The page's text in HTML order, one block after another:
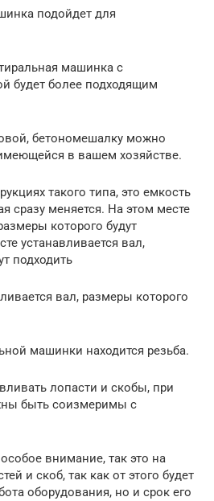
подойдет для
машинка с
будет более подходящим
бетономешалку можно
в вашем хозяйстве.
такого типа, это емкость
сразу меняется. На этом месте
которого будут
устанавливается вал,
подходить
вал, размеры которого
машинки находится резьба.
лопасти и скобы, при
быть соизмеримы с
внимание, так это на
и скоб, так как от этого будет
оборудования, но и срок его